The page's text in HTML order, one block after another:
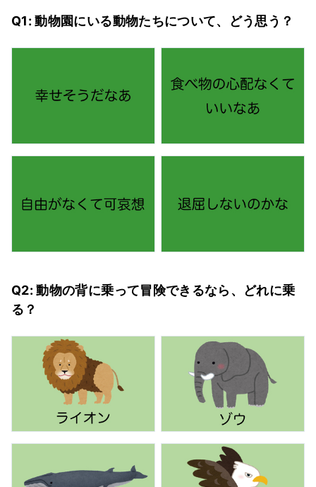
Q1: 動物園にいる動物たちについて、どう思う？
Q2: 動物の背に乗って冒険できるなら、どれに乗
る？